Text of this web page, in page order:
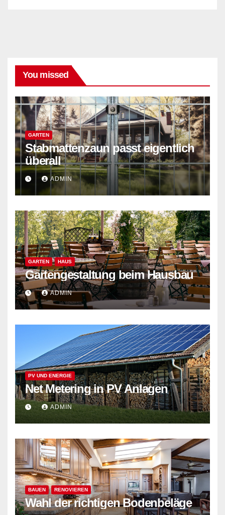
You missed
GARTEN
Stabmattenzaun passt eigentlich
überall
ADMIN
GARTEN HAUS
Gartengestaltung beim Hausbau
ADMIN
PV UND ENERGIE
Net Metering in PV Anlagen
ADMIN
BAUEN RENOVIEREN
Wahl der richtigen Bodenbeläge